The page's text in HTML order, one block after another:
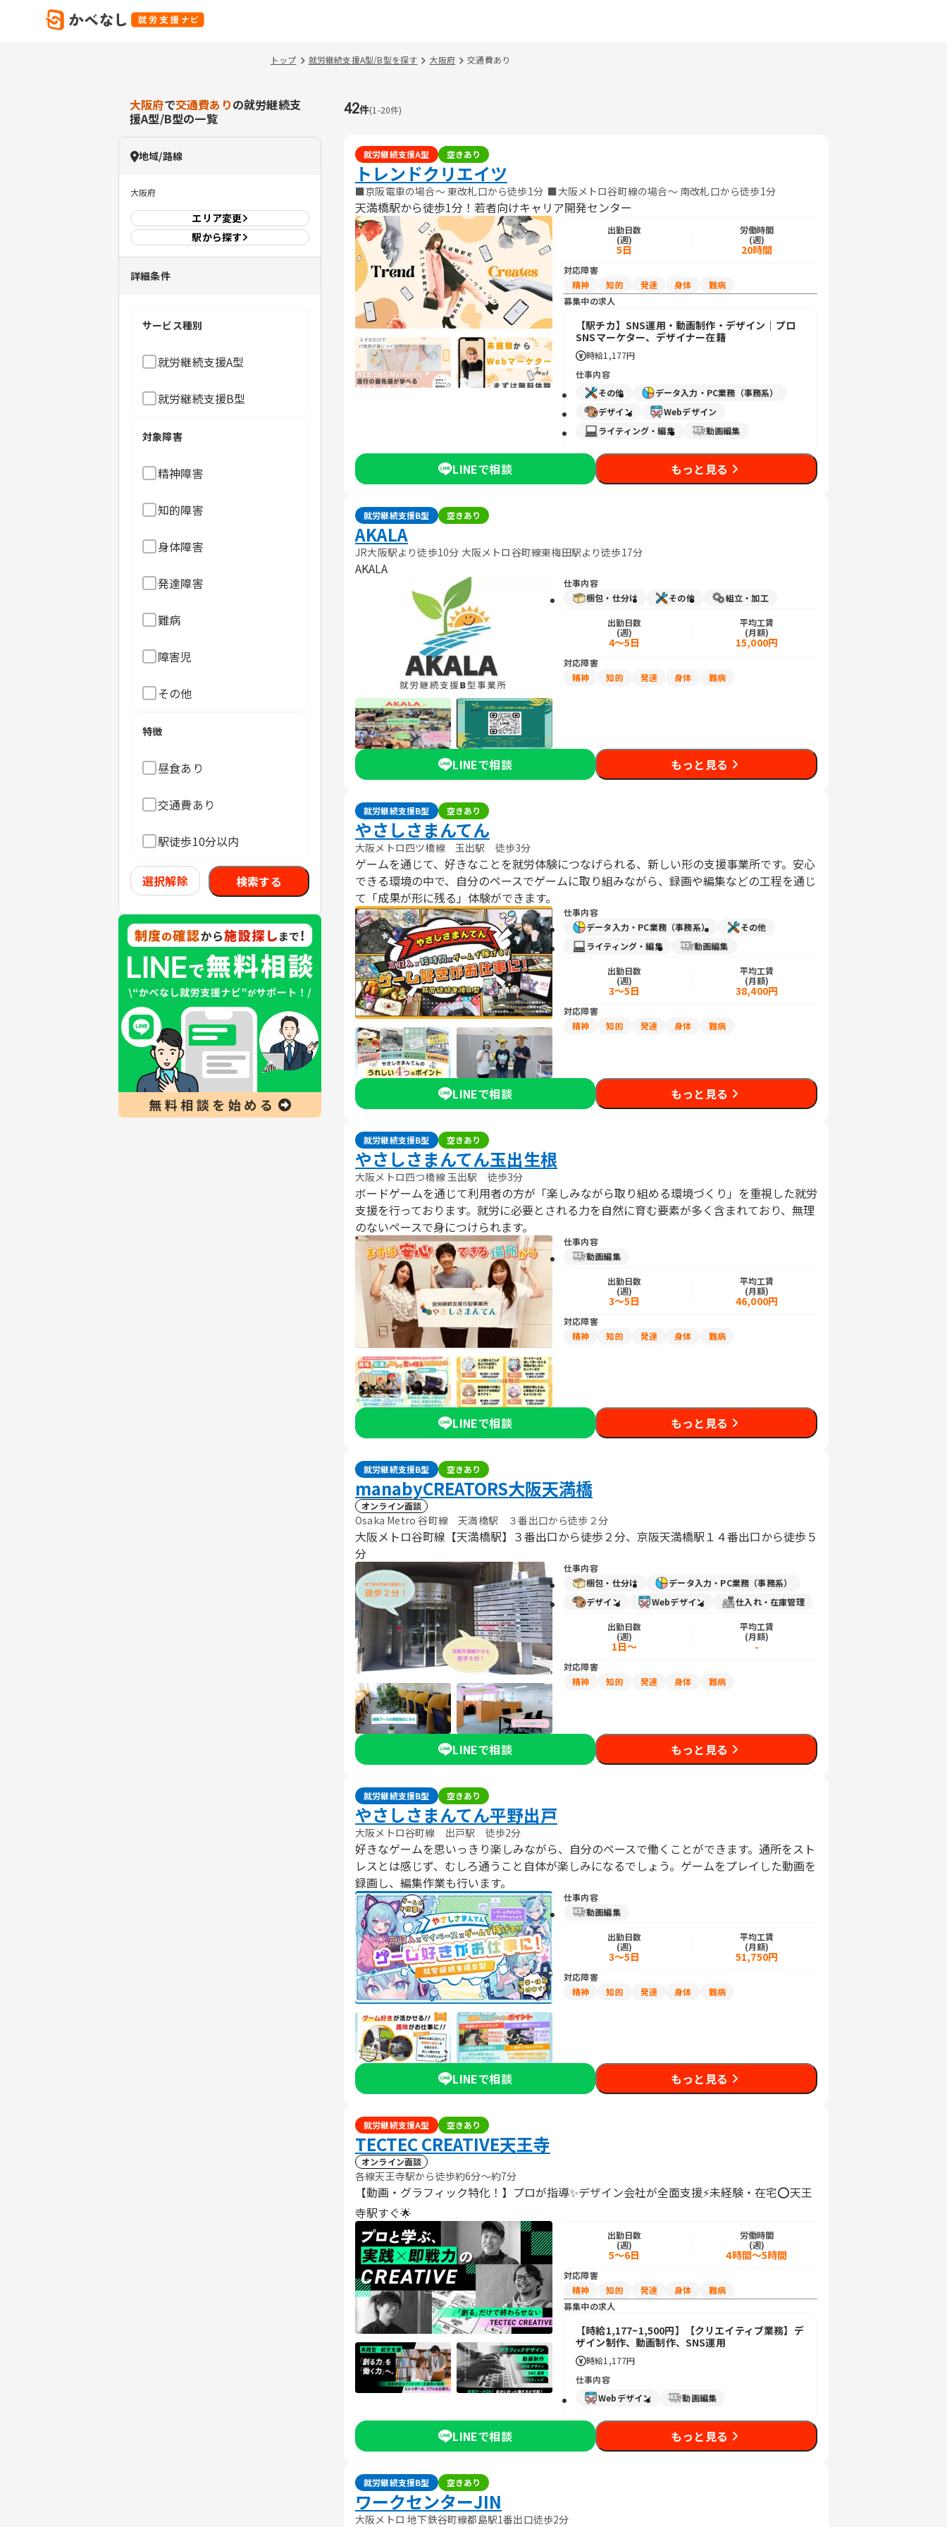
トップ 就労継続支援A型/B型を探す 大阪府 交通費あり
大阪府で交通費ありの就労継続支
援A型/B型の一覧
地域/路線
大阪府
エリア変更
駅から探す
詳細条件
サービス種別
就労継続支援A型
就労継続支援B型
対象障害
精神障害
知的障害
身体障害
発達障害
難病
障害児
その他
特徴
昼食あり
交通費あり
駅徒歩10分以内
選択解除 検索する
42件(1 -20件)
就労継続支援A型 空きあり
トレンドクリエイツ
■京阪電車の場合〜 東改札口から徒歩1分 ​ ■大阪メトロ谷町線の場合〜 南改札口から徒歩1分​
天満橋駅から徒歩1分！若者向けキャリア開発センター
出勤日数
(週)
5日
労働時間
(週)
20時間
対応障害
精神
知的 発達 身体
難病
募集中の求人
【駅チカ】SNS運用・動画制作・デザイン｜プロ
SNSマーケター、デザイナー在籍
時給1,177円
仕事内容
その他
データ入力・PC業務（事務系）
デザイン
Webデザイン
ライティング・編集
動画編集
LINEで相談 もっと見る
就労継続支援B型 空きあり
AKALA
JR大阪駅より徒歩10分 大阪メトロ谷町線東梅田駅より徒歩17分
AKALA
仕事内容
梱包・仕分け
その他 組立・加工
出勤日数
(週)
4～5日
平均工賃
(月額)
15,000円
対応障害
精神
知的 発達 身体 難病
LINEで相談 もっと見る
就労継続支援B型 空きあり
やさしさまんてん
大阪メトロ四ツ橋線 玉出駅 徒歩3分
ゲームを通じて、好きなことを就労体験につなげられる、新しい形の支援事業所です。安心
できる環境の中で、自分のペースでゲームに取り組みながら、録画や編集などの工程を通じ
て「成果が形に残る」体験ができます。
仕事内容
データ入力・PC業務（事務系）
その他
ライティング・編集
動画編集
出勤日数
(週)
3～5日
平均工賃
(月額)
38,400円
対応障害
精神
知的 発達 身体 難病
LINEで相談 もっと見る
就労継続支援B型 空きあり
やさしさまんてん玉出生根
大阪メトロ四つ橋線 玉出駅 徒歩3分
ボードゲームを通じて利用者の方が「楽しみながら取り組める環境づくり」を重視した就労
支援を行っております。就労に必要とされる力を自然に育む要素が多く含まれており、無理
のないペースで身につけられます。
仕事内容
動画編集
出勤日数
(週)
3～5日
平均工賃
(月額)
46,000円
対応障害
精神
知的 発達 身体 難病
LINEで相談 もっと見る
就労継続支援B型 空きあり
manabyCREATORS大阪天満橋
オンライン面談
Osaka Metro 谷町線 天満橋駅 ３番出口から徒歩２分
大阪メトロ谷町線【天満橋駅】３番出口から徒歩２分、京阪天満橋駅１４番出口から徒歩５
分
仕事内容
梱包・仕分け
データ入力・PC業務（事務系）
デザイン
Webデザイン 仕入れ・在庫管理
出勤日数
(週)
1日～
平均工賃
(月額)
-
対応障害
精神
知的 発達 身体 難病
LINEで相談 もっと見る
就労継続支援B型 空きあり
やさしさまんてん平野出戸
大阪メトロ谷町線 出戸駅 徒歩2分
好きなゲームを思いっきり楽しみながら、自分のペースで働くことができます。通所をスト
レスとは感じず、むしろ通うこと自体が楽しみになるでしょう。ゲームをプレイした動画を
録画し、編集作業も行います。
仕事内容
動画編集
出勤日数
(週)
3～5日
平均工賃
(月額)
51,750円
対応障害
精神
知的 発達 身体 難病
LINEで相談 もっと見る
就労継続支援A型 空きあり
TECTEC CREATIVE天王寺
オンライン面談
各線天王寺駅から徒歩約6分～約7分
【動画・グラフィック特化！】プロが指導✨デザイン会社が全面支援⚡未経験・在宅⭕天王
寺駅すぐ🌟
出勤日数
(週)
5～6日
労働時間
(週)
4時間～5時間
対応障害
精神
知的 発達 身体
難病
募集中の求人
【時給1,177~1,500円】【クリエイティブ業務】デ
ザイン制作、動画制作、SNS運用
時給1,177円
仕事内容
Webデザイン
動画編集
LINEで相談 もっと見る
就労継続支援B型 空きあり
ワークセンターJIN
大阪メトロ 地下鉄谷町線都島駅1番出口徒歩2分